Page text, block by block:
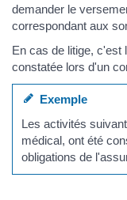
demander le
correspondant aux
En cas de litige, c'est
constatée lors d'un
Exemple
Les activités
médical, ont été
obligations de